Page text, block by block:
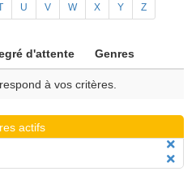
U V W X Y Z
d'attente Genres
à vos critères.
actifs